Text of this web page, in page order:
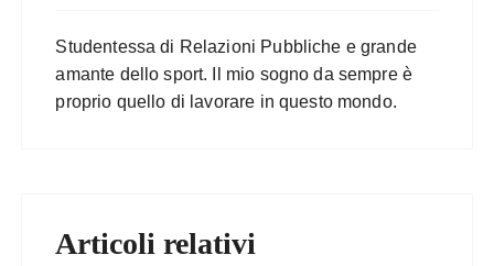
Studentessa di Relazioni Pubbliche e grande
amante dello sport. Il mio sogno da sempre è
proprio quello di lavorare in questo mondo.
Articoli relativi